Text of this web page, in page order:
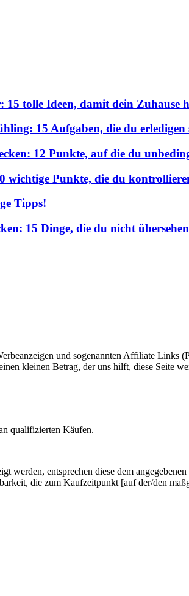
15 tolle Ideen, damit dein Zuhause
15 Aufgaben, die du erledigen
12 Punkte, auf die du
wichtige Punkte, die du
Tipps!
15 Dinge, die du nicht
und sogenannten Affiliate
kleinen Betrag, der uns hilft, diese Seite
qualifizierten Käufen.
werden, entsprechen diese dem
die zum Kaufzeitpunkt [auf der/den